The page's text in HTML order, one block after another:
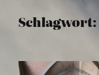
ZumSchlagwort: